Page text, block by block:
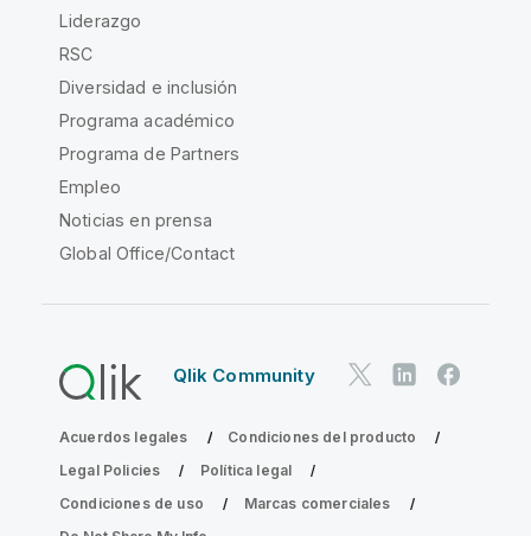
Liderazgo
RSC
Diversidad e inclusión
Programa académico
Programa de Partners
Empleo
Noticias en prensa
Global Office/Contact
Qlik Community
Acuerdos legales
Condiciones del producto
Legal Policies
Política legal
Condiciones de uso
Marcas comerciales